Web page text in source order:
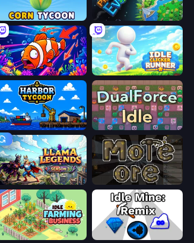
Corn Tycoon Planet Evolution: Idle Clicker
Fish Catch Idle Idle Clicker Runner
Harbor Tycoon DualForce Idle
Llama Legends More Ore
Idle Farming Business Idle Mine: Remix